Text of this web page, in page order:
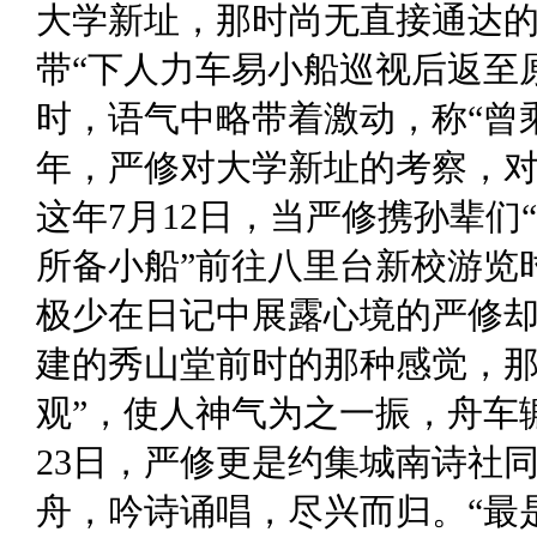
大学新址，那时尚无直接通达
带“下人力车易小船巡视后返
时，语气中略带着激动，称“曾
年，严修对大学新址的考察，
这年7月12日，当严修携孙辈
所备小船”前往八里台新校游
极少在日记中展露心境的严修
建的秀山堂前时的那种感觉，
观”，使人神气为之一振，舟
23日，严修更是约集城南诗社
舟，吟诗诵唱，尽兴而归。“